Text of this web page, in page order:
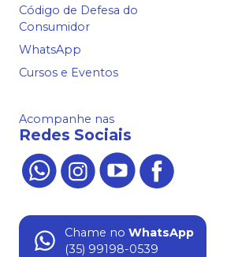
Código de Defesa do
Consumidor
WhatsApp
Cursos e Eventos
Acompanhe nas
Redes Sociais
Chame no WhatsApp
(35) 99198-0539